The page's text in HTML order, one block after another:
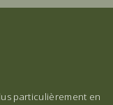
particulièrement en